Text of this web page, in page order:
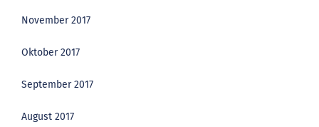
November 2017
Oktober 2017
September 2017
August 2017